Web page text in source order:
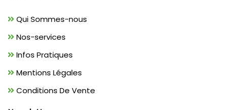
Qui Sommes-nous
Nos-services
Infos Pratiques
Mentions Légales
Conditions De Vente